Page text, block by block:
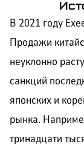
В 2021 году
Продажи
неуклонно
санкций
японских и
рынка.
тринадцати